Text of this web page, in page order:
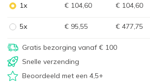
1x € 104,60 € 104,60
5x € 95,55 € 477,75
Gratis bezorging vanaf € 100
Snelle verzending
Beoordeeld met een 4,5+